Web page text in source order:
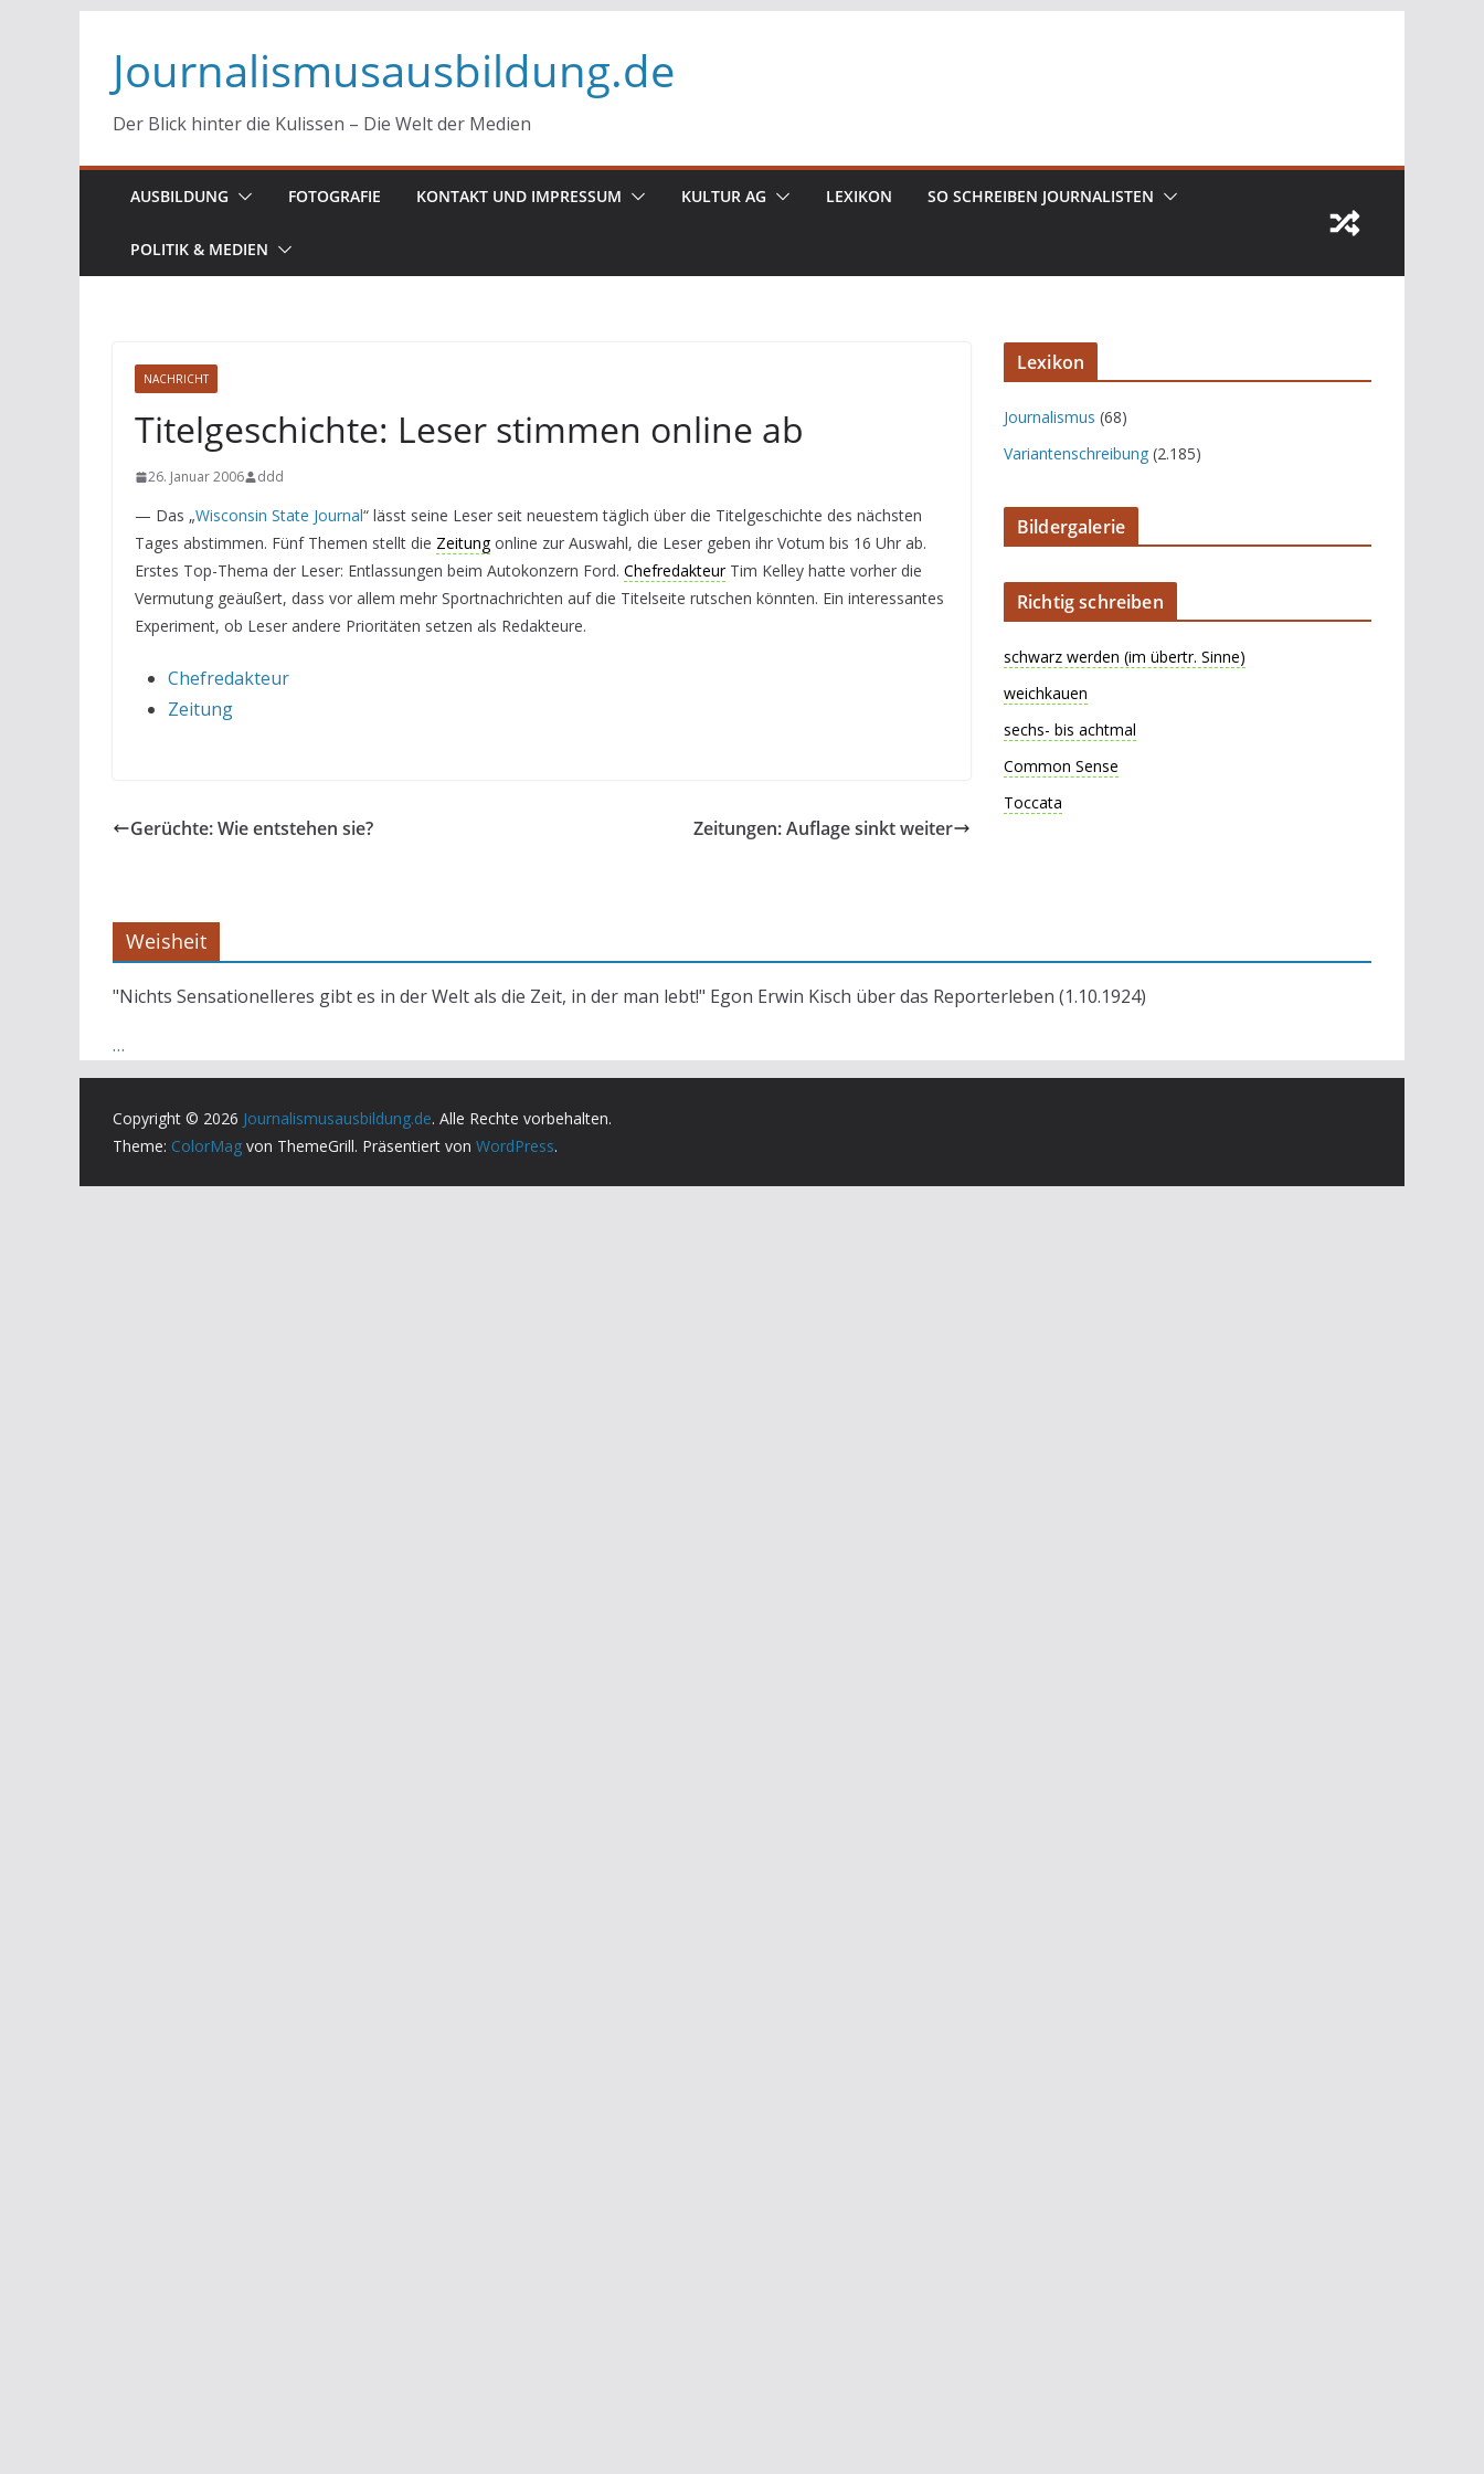
Inhalt
springen
Journalismusausbildung.de
Der Blick hinter die Kulissen – Die Welt der Medien
AUSBILDUNG FOTOGRAFIE KONTAKT UND IMPRESSUM KULTUR AG LEXIKON SO SCHREIBEN JOURNALISTEN
POLITIK & MEDIEN
NACHRICHT
Titelgeschichte: Leser stimmen online ab
26. Januar 2006 ddd
— Das „Wisconsin State Journal“ lässt seine Leser seit neuestem täglich über die Titelgeschichte des nächsten
Tages abstimmen. Fünf Themen stellt die Zeitungonline zur Auswahl, die Leser geben ihr Votum bis 16 Uhr ab.
Erstes Top-Thema der Leser: Entlassungen beim Autokonzern Ford. ChefredakteurTim Kelley hatte vorher die
Vermutung geäußert, dass vor allem mehr Sportnachrichten auf die Titelseite rutschen könnten. Ein interessantes
Experiment, ob Leser andere Prioritäten setzen als Redakteure.
Chefredakteur
Zeitung
Gerüchte: Wie entstehen sie? Zeitungen: Auflage sinkt weiter
Lexikon
Journalismus (68)
Variantenschreibung (2.185)
Bildergalerie
Richtig schreiben
schwarz werden (im übertr. Sinne)
weichkauen
sechs- bis achtmal
Common Sense
Toccata
Weisheit
"Nichts Sensationelleres gibt es in der Welt als die Zeit, in der man lebt!" Egon Erwin Kisch über das Reporterleben (1.10.1924)
…
Copyright © 2026 Journalismusausbildung.de. Alle Rechte vorbehalten.
Theme: ColorMag von ThemeGrill. Präsentiert von WordPress.